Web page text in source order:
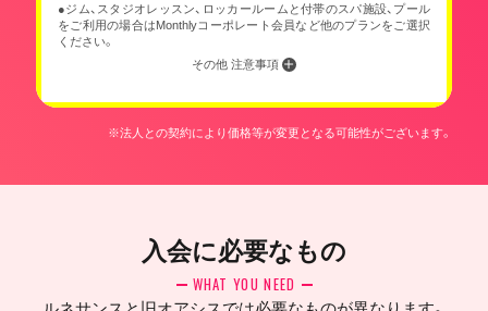
●ジム、スタジオレッスン、ロッカールームと付帯のスパ施設、プール
をご利用の場合はMonthlyコーポレート会員など他のプランをご選択
ください。
その他 注意事項
※法人との契約により価格等が変更となる可能性がございます。
入会に必要なもの
WHAT YOU NEED